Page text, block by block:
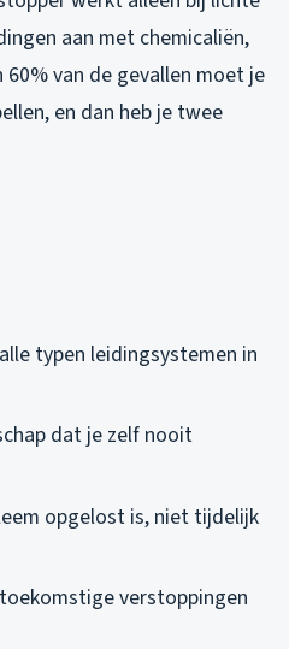
aan met chemicaliën,
van de gevallen moet je
en dan heb je twee
typen leidingsystemen in
dat je zelf nooit
opgelost is, niet tijdelijk
verstoppingen